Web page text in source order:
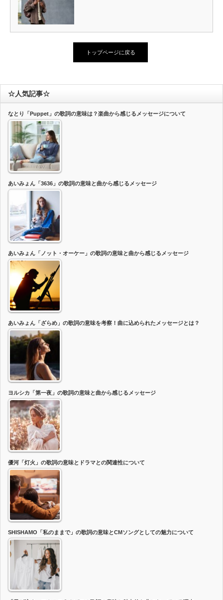
トップページに戻る
☆人気記事☆
なとり「Puppet」の歌詞の意味は？楽曲から感じるメッセージについて
あいみょん「3636」の歌詞の意味と曲から感じるメッセージ
あいみょん「ノット・オーケー」の歌詞の意味と曲から感じるメッセージ
あいみょん「ざらめ」の歌詞の意味を考察！曲に込められたメッセージとは？
ヨルシカ「第一夜」の歌詞の意味と曲から感じるメッセージ
優河「灯火」の歌詞の意味とドラマとの関連性について
SHISHAMO「私のままで」の歌詞の意味とCMソングとしての魅力について